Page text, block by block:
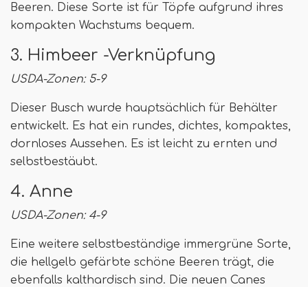
Beeren. Diese Sorte ist für Töpfe aufgrund ihres
kompakten Wachstums bequem.
3. Himbeer -Verknüpfung
USDA-Zonen: 5-9
Dieser Busch wurde hauptsächlich für Behälter
entwickelt. Es hat ein rundes, dichtes, kompaktes,
dornloses Aussehen. Es ist leicht zu ernten und
selbstbestäubt.
4. Anne
USDA-Zonen: 4-9
Eine weitere selbstbeständige immergrüne Sorte,
die hellgelb gefärbte schöne Beeren trägt, die
ebenfalls kalthardisch sind. Die neuen Canes